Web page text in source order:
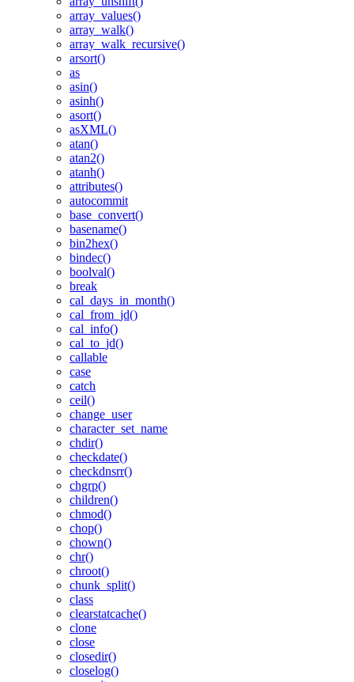
array_values()
array_walk()
array_walk_recursive()
arsort()
as
asin()
asinh()
asort()
asXML()
atan()
atan2()
atanh()
attributes()
autocommit
base_convert()
basename()
bin2hex()
bindec()
boolval()
break
cal_days_in_month()
cal_from_jd()
cal_info()
cal_to_jd()
callable
case
catch
ceil()
change_user
character_set_name
chdir()
checkdate()
checkdnsrr()
chgrp()
children()
chmod()
chop()
chown()
chr()
chroot()
chunk_split()
class
clearstatcache()
clone
close
closedir()
closelog()